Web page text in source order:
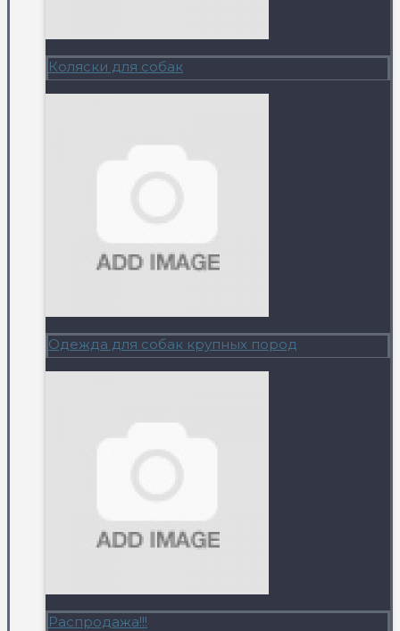
Коляски для собак
Одежда для собак крупных пород
Распродажа!!!